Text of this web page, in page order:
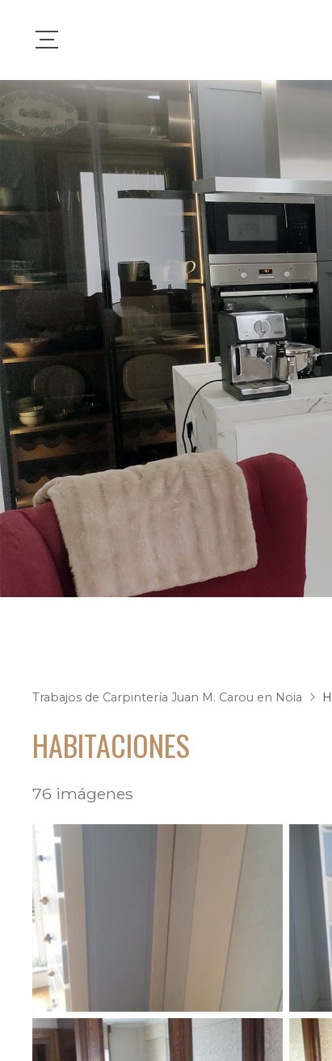
Trabajos de Carpintería Juan M. Carou en Noia
HABITACIONES
76 imágenes